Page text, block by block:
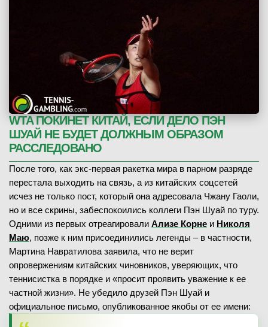
WTA ПОКИНЕТ КИТАЙ, ЕСЛИ ДЕЛО ПЭН
ШУАЙ НЕ БУДЕТ ДОЛЖНЫМ ОБРАЗОМ
РАССЛЕДОВАНО
После того, как экс-первая ракетка мира в парном разряде
перестала выходить на связь, а из китайских соцсетей
исчез не только пост, который она адресовала Чжану Гаоли,
но и все скрины, забеспокоились коллеги Пэн Шуай по туру.
Одними из первых отреагировали Ализе Корне и Николя
Маю, позже к ним присоединились легенды – в частности,
Мартина Навратилова заявила, что не верит
опровержениям китайских чиновников, уверяющих, что
теннисистка в порядке и «просит проявить уважение к ее
частной жизни». Не убедило друзей Пэн Шуай и
официальное письмо, опубликованное якобы от ее имени: